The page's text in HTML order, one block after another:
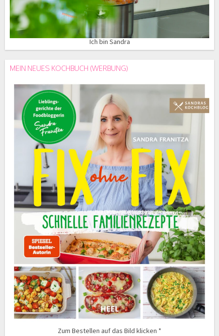
Ich bin Sandra
MEIN NEUES KOCHBUCH (WERBUNG)
Zum Bestellen auf das Bild klicken *